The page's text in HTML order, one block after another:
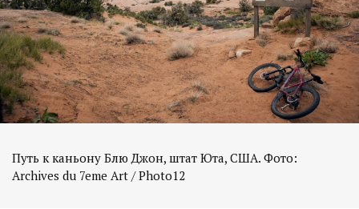
Путь к каньону Блю Джон, штат Юта, США. Фото:
Archives du 7eme Art / Photo12